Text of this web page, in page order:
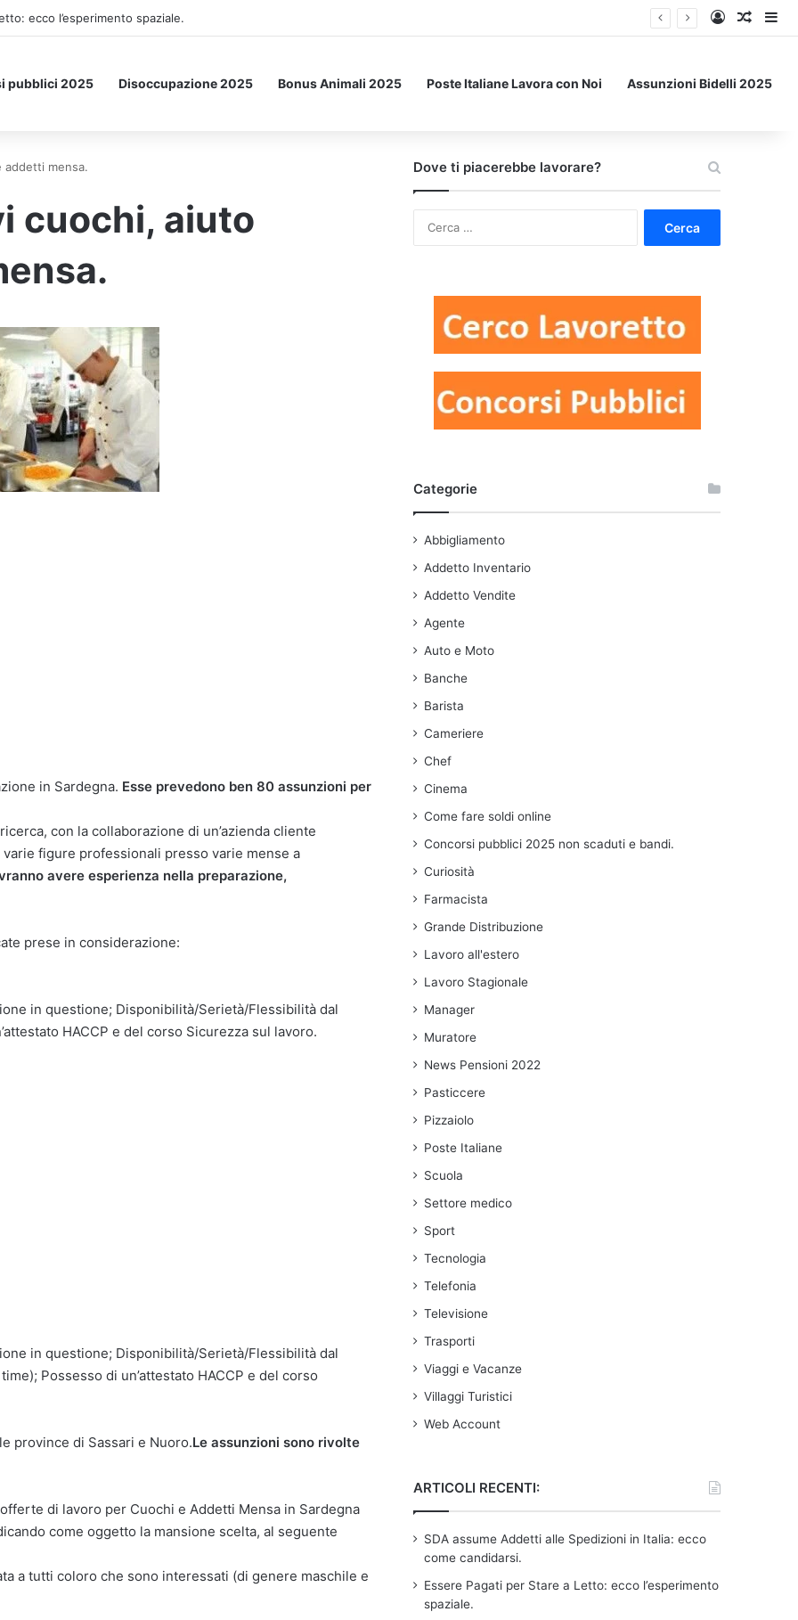
vendita e assume personale in tutta Italia. Accedi
Un
pubblici 2025 Disoccupazione 2025 Bonus Animali 2025 Poste Italiane Lavora con Noi Assunzioni Bidelli 2025
addetti mensa.
cuochi, aiuto
in Sardegna. Esse prevedono ben 80 assunzioni per
con la collaborazione di un’azienda cliente
figure professionali presso varie mense a
avere esperienza nella preparazione,
prese in considerazione:
in questione; Disponibilità/Serietà/Flessibilità dal
HACCP e del corso Sicurezza sul lavoro.
in questione; Disponibilità/Serietà/Flessibilità dal
Possesso di un’attestato HACCP e del corso
province di Sassari e Nuoro.Le assunzioni sono rivolte
di lavoro per Cuochi e Addetti Mensa in Sardegna
come oggetto la mansione scelta, al seguente
a tutti coloro che sono interessati (di genere maschile e
Dove ti piacerebbe lavorare?
Categorie
Abbigliamento
Addetto Inventario
Addetto Vendite
Agente
Auto e Moto
Banche
Barista
Cameriere
Chef
Cinema
Come fare soldi online
Concorsi pubblici 2025 non scaduti e bandi.
Curiosità
Farmacista
Grande Distribuzione
Lavoro all'estero
Lavoro Stagionale
Manager
Muratore
News Pensioni 2022
Pasticcere
Pizzaiolo
Poste Italiane
Scuola
Settore medico
Sport
Tecnologia
Telefonia
Televisione
Trasporti
Viaggi e Vacanze
Villaggi Turistici
Web Account
ARTICOLI RECENTI:
SDA assume Addetti alle Spedizioni in Italia: ecco
come candidarsi.
Essere Pagati per Stare a Letto: ecco l’esperimento
spaziale.